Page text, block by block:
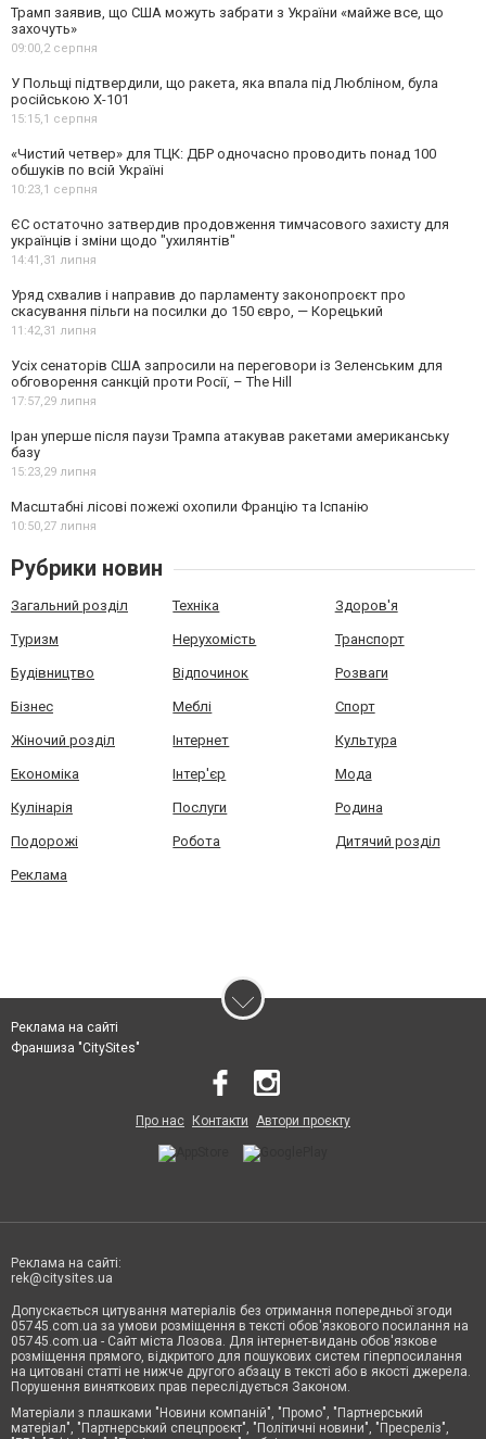
Трамп заявив, що США можуть забрати з України «майже все, що
захочуть»
09:00,2 серпня
У Польщі підтвердили, що ракета, яка впала під Любліном, була
російською Х-101
15:15,1 серпня
«Чистий четвер» для ТЦК: ДБР одночасно проводить понад 100
обшуків по всій Україні
10:23,1 серпня
ЄС остаточно затвердив продовження тимчасового захисту для
українців і зміни щодо "ухилянтів"
14:41,31 липня
Уряд схвалив і направив до парламенту законопроєкт про
скасування пільги на посилки до 150 євро, — Корецький
11:42,31 липня
Усіх сенаторів США запросили на переговори із Зеленським для
обговорення санкцій проти Росії, – The Hill
17:57,29 липня
Іран уперше після паузи Трампа атакував ракетами американську
базу
15:23,29 липня
Масштабні лісові пожежі охопили Францію та Іспанію
10:50,27 липня
Рубрики новин
Загальний розділ Техніка Здоров'я
Туризм Нерухомість Транспорт
Будівництво Відпочинок Розваги
Бізнес Меблі Спорт
Жіночий розділ Інтернет Культура
Економіка Інтер'єр Мода
Кулінарія Послуги Родина
Подорожі Робота Дитячий розділ
Реклама
Реклама на сайті
Франшиза "CitySites"
Про нас Контакти Автори проєкту
Реклама на сайті:
rek@citysites.ua
Допускається цитування матеріалів без отримання попередньої згоди
05745.com.ua за умови розміщення в тексті обов'язкового посилання на
05745.com.ua - Сайт міста Лозова. Для інтернет-видань обов'язкове
розміщення прямого, відкритого для пошукових систем гіперпосилання
на цитовані статті не нижче другого абзацу в тексті або в якості джерела.
Порушення виняткових прав переслідується Законом.
Матеріали з плашками "Новини компаній", "Промо", "Партнерський
матеріал", "Партнерський спецпроєкт", "Політичні новини", "Пресреліз",